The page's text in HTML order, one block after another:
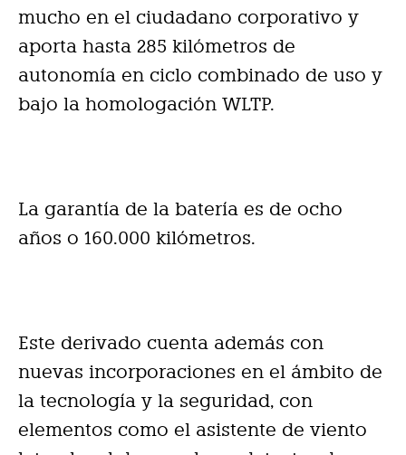
mucho en el ciudadano corporativo y
aporta hasta 285 kilómetros de
autonomía en ciclo combinado de uso y
bajo la homologación WLTP.
La garantía de la batería es de ocho
años o 160.000 kilómetros.
Este derivado cuenta además con
nuevas incorporaciones en el ámbito de
la tecnología y la seguridad, con
elementos como el asistente de viento